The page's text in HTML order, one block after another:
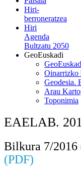
Hiri-
berroneratzea
Hiri
Agenda
Bultzatu 2050
GeoEuskadi
Oinarrizko
Geodesia.
Arau
Toponimia
EAELAB.
Bilkura 7/2016
(PDF)